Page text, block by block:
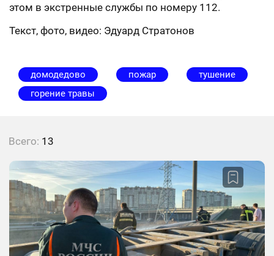
этом в экстренные службы по номеру 112.
Текст, фото, видео: Эдуард Стратонов
домодедово пожар
тушение
горение травы
Всего: 13